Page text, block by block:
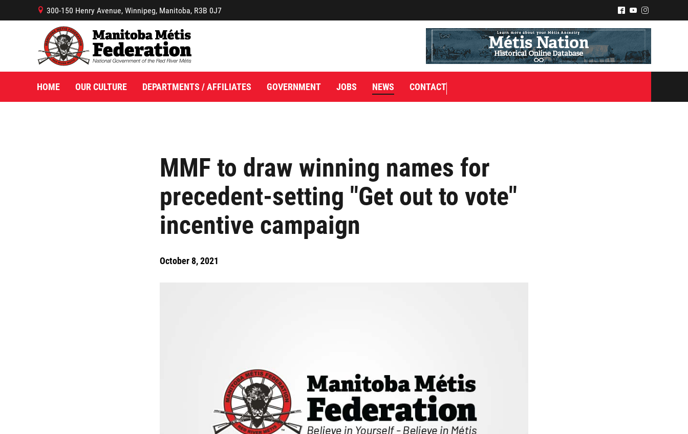
MMF to draw winning names for
precedent-setting "Get out to vote"
incentive campaign
October 8, 2021
B 300-150 Henry Avenue, Winnipeg, Manitoba, R3B 0J7 ^ ( &
HOME OUR CULTURE DEPARTMENTS / AFFILIATES GOVERNMENT JOBS NEWS CONTACT